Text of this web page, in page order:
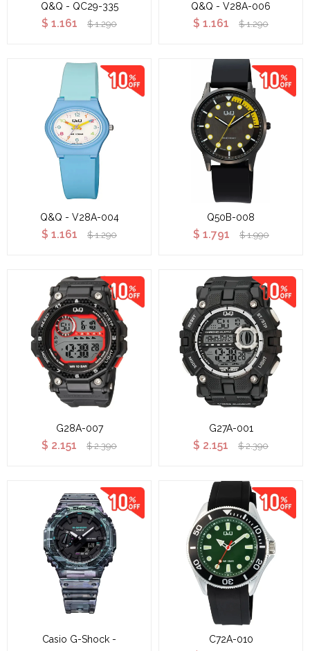
Q&Q - QC29-335
$ 1.161 $ 1.290
Q&Q - V28A-006
$ 1.161 $ 1.290
Q&Q - V28A-004
$ 1.161 $ 1.290
Q50B-008
$ 1.791 $ 1.990
G28A-007
$ 2.151 $ 2.390
G27A-001
$ 2.151 $ 2.390
Casio G-Shock - C72A-010